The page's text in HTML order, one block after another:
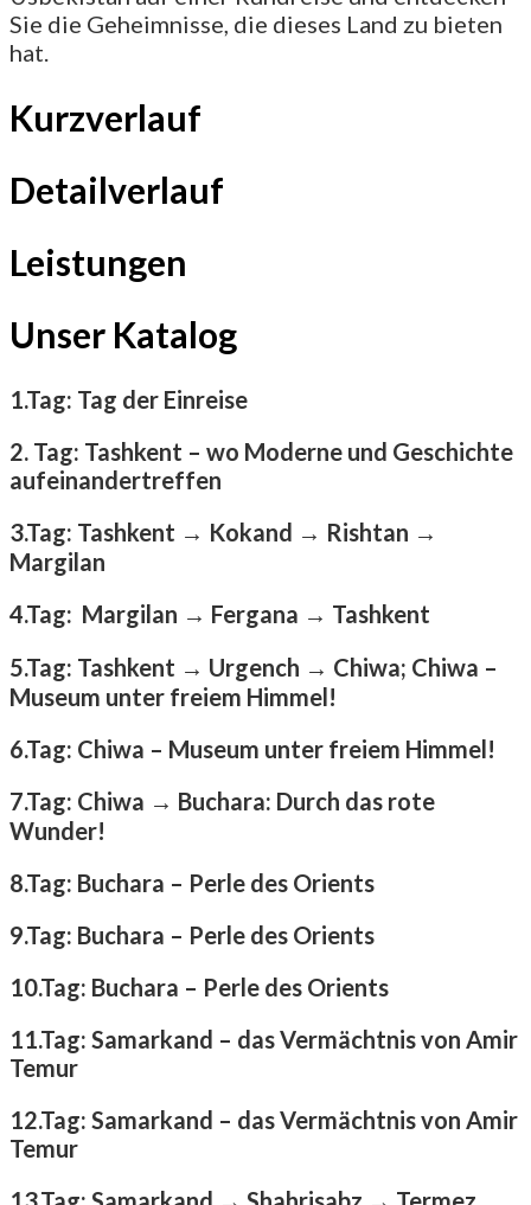
Sie die Geheimnisse, die dieses Land zu bieten
hat.
Kurzverlauf
Detailverlauf
Leistungen
Unser Katalog
1.Tag: Tag der Einreise
2. Tag: Tashkent – wo Moderne und Geschichte
aufeinandertreffen
3.Tag: Tashkent → Kokand → Rishtan →
Margilan
4.Tag: Margilan → Fergana → Tashkent
5.Tag: Tashkent → Urgench → Chiwa; Chiwa –
Museum unter freiem Himmel!
6.Tag: Chiwa – Museum unter freiem Himmel!
7.Tag: Chiwa → Buchara: Durch das rote
Wunder!
8.Tag: Buchara – Perle des Orients
9.Tag: Buchara – Perle des Orients
10.Tag: Buchara – Perle des Orients
11.Tag: Samarkand – das Vermächtnis von Amir
Temur
12.Tag: Samarkand – das Vermächtnis von Amir
Temur